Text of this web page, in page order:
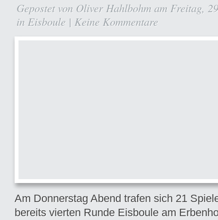
Gepostet von Oliver Hahlbohm am Freitag,
in Eisboule | Keine Kommentare
Am Donnerstag Abend trafen sich 21
bereits vierten Runde Eisboule am